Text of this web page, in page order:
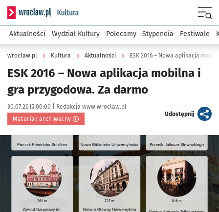
Serwis informacyjny wroclaw.pl podserwis: Kultura
Aktualności Wydział Kultury Polecamy Stypendia Festiwale
wroclaw.pl Kultura Aktualności ESK 2016 – Nowa aplikacja
ESK 2016 – Nowa aplikacja mobilna i
gra przygodowa. Za darmo
Data publikacji:
30.07.2015 00:00 | Autor:
Redakcja www.wroclaw.pl
Materiał archiwalny
Udostępnijartykuł
Kliknij, aby powiększyć